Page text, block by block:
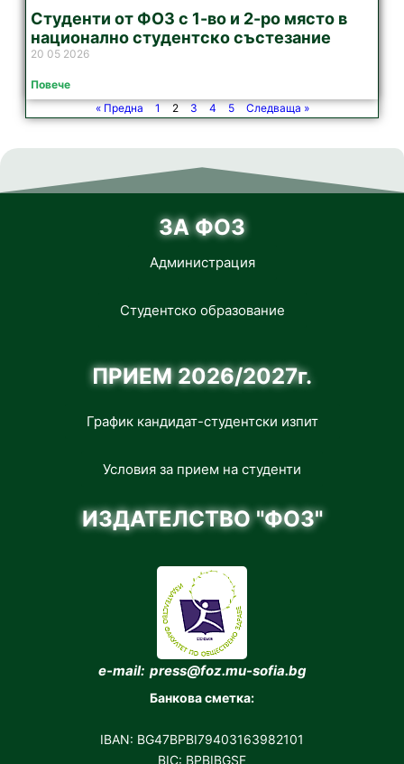
Студенти от ФОЗ с 1-во и 2-ро място в
национално студентско състезание
20 05 2026
Повече
« Предна
1 2 3 4 5 Следваща »
ЗА ФОЗ
Администрация
Студентско образование
ПРИЕМ 2026/2027г.
График кандидат-студентски изпит
Условия за прием на студенти
ИЗДАТЕЛСТВО "ФОЗ"
e-mail: press@foz.mu-sofia.bg
Банкова сметка:
IBAN: BG47BPBI79403163982101
BIC: BPBIBGSF